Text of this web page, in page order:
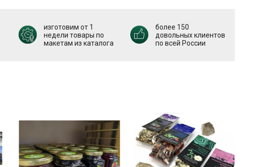
изготовим от 1
недели товары по
макетам из каталога
более 150
довольных клиентов
по всей России